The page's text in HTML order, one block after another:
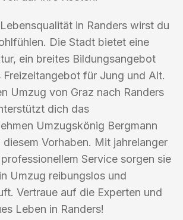
in Randers wirst du
Die Stadt bietet eine
ein breites Bildungsangebot
Freizeitangebot für Jung und Alt.
Umzug von Graz nach Randers
dich das
Umzugskönig Bergmann
diesem Vorhaben. Mit jahrelanger
Service sorgen sie
Umzug reibungslos und
Vertraue auf die Experten und
Leben in Randers!